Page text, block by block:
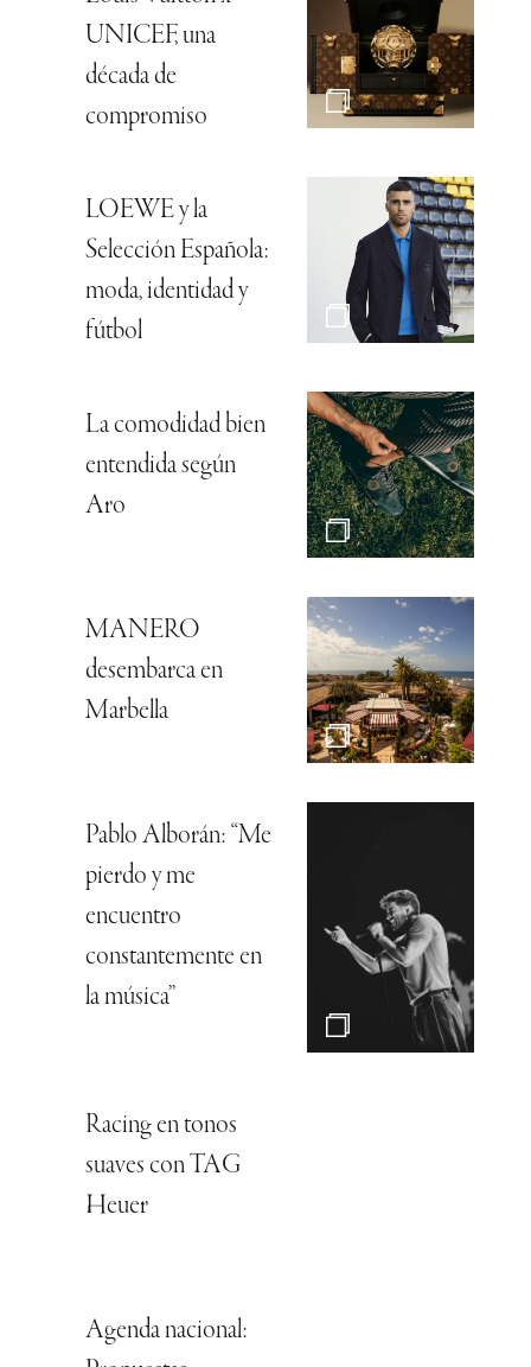
UNICEF, una
década de
compromiso
LOEWE y la
Selección Española:
moda, identidad y
fútbol
La comodidad bien
entendida según
Aro
MANERO
desembarca en
Marbella
Pablo Alborán: “Me
pierdo y me
encuentro
constantemente en
la música”
Racing en tonos
suaves con TAG
Heuer
Agenda nacional: